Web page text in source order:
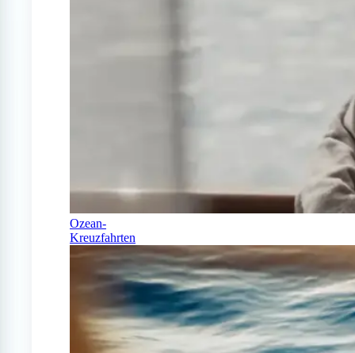
Ozean-
Kreuzfahrten